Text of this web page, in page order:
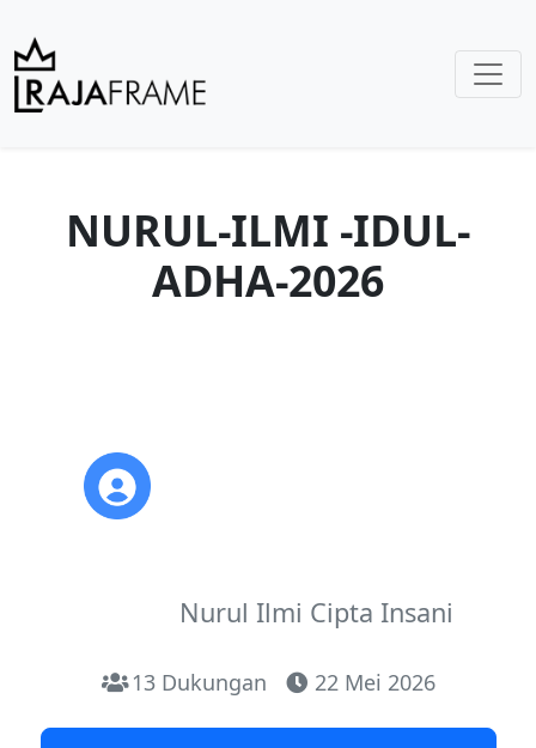
NURUL-ILMI -IDUL-
ADHA-2026
Nurul Ilmi Cipta Insani
13 Dukungan 22 Mei 2026